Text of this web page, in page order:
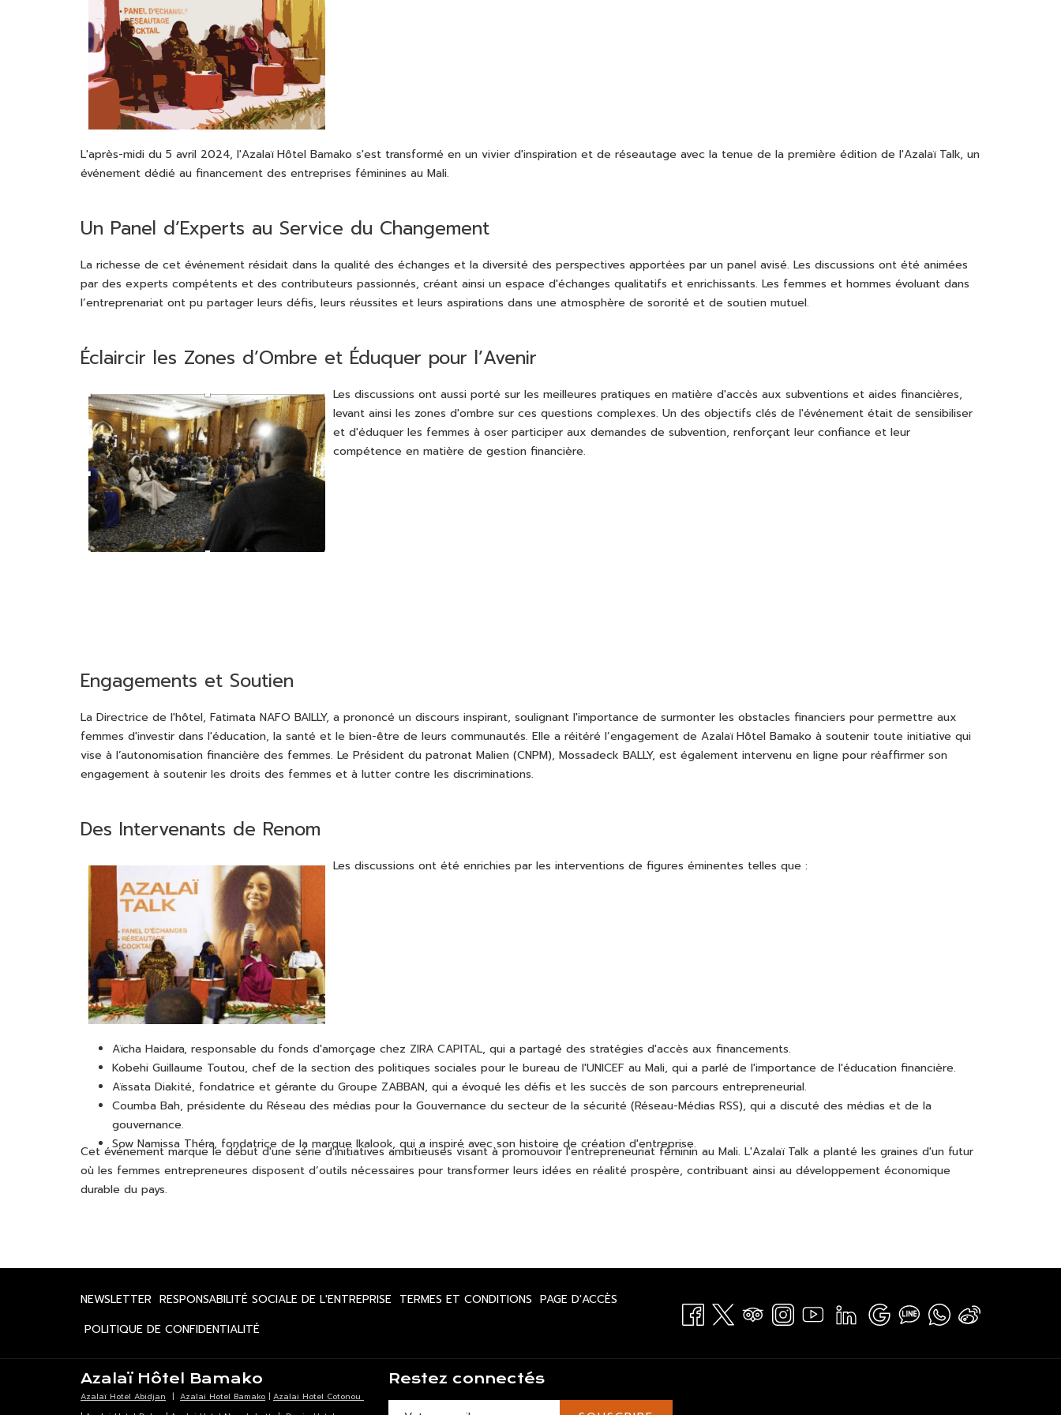
L'après-midi du 5 avril 2024, l'Azalaï Hôtel Bamako s'est transformé en un vivier d'inspiration et de réseautage avec la tenue de la première édition de l'Azalaï Talk, un
événement dédié au financement des entreprises féminines au Mali.
Un Panel d’Experts au Service du Changement
La richesse de cet événement résidait dans la qualité des échanges et la diversité des perspectives apportées par un panel avisé. Les discussions ont été animées
par des experts compétents et des contributeurs passionnés, créant ainsi un espace d'échanges qualitatifs et enrichissants. Les femmes et hommes évoluant dans
l’entreprenariat ont pu partager leurs défis, leurs réussites et leurs aspirations dans une atmosphère de sororité et de soutien mutuel.
Éclaircir les Zones d’Ombre et Éduquer pour l’Avenir
Les discussions ont aussi porté sur les meilleures pratiques en matière d'accès aux subventions et aides financières,
levant ainsi les zones d'ombre sur ces questions complexes. Un des objectifs clés de l'événement était de sensibiliser
et d'éduquer les femmes à oser participer aux demandes de subvention, renforçant leur confiance et leur
compétence en matière de gestion financière.
Engagements et Soutien
La Directrice de l'hôtel, Fatimata NAFO BAILLY, a prononcé un discours inspirant, soulignant l'importance de surmonter les obstacles financiers pour permettre aux
femmes d'investir dans l'éducation, la santé et le bien-être de leurs communautés. Elle a réitéré l’engagement de Azalaï Hôtel Bamako à soutenir toute initiative qui
vise à l’autonomisation financière des femmes. Le Président du patronat Malien (CNPM), Mossadeck BALLY, est également intervenu en ligne pour réaffirmer son
engagement à soutenir les droits des femmes et à lutter contre les discriminations.
Des Intervenants de Renom
Les discussions ont été enrichies par les interventions de figures éminentes telles que :
Aïcha Haidara, responsable du fonds d'amorçage chez ZIRA CAPITAL, qui a partagé des stratégies d'accès aux financements.
Kobehi Guillaume Toutou, chef de la section des politiques sociales pour le bureau de l'UNICEF au Mali, qui a parlé de l'importance de l'éducation financière.
Aïssata Diakité, fondatrice et gérante du Groupe ZABBAN, qui a évoqué les défis et les succès de son parcours entrepreneurial.
Coumba Bah, présidente du Réseau des médias pour la Gouvernance du secteur de la sécurité (Réseau-Médias RSS), qui a discuté des médias et de la
gouvernance.
Sow Namissa Théra, fondatrice de la marque Ikalook, qui a inspiré avec son histoire de création d'entreprise.
Cet événement marque le début d'une série d'initiatives ambitieuses visant à promouvoir l'entrepreneuriat féminin au Mali. L'Azalaï Talk a planté les graines d'un futur
où les femmes entrepreneures disposent d’outils nécessaires pour transformer leurs idées en réalité prospère, contribuant ainsi au développement économique
durable du pays.
NEWSLETTER OUVRIR
UN
NOUVEL
ONGLET
RESPONSABILITÉ SOCIALE DE L'ENTREPRISEOUVRIR
NOUVEL
ONGLET
TERMES ET CONDITIONS OUVRIR
NOUVEL
ONGLET
PAGE D'ACCÈS
NOUVEL
POLITIQUE DE CONFIDENTIALITÉOUVRIR
NOUVEL
ONGLET
Azalaï Hôtel Bamako
Azalaï Hotel Abidjan | Azalai Hotel Bamako | Azalai Hotel Cotonou
Restez connectés